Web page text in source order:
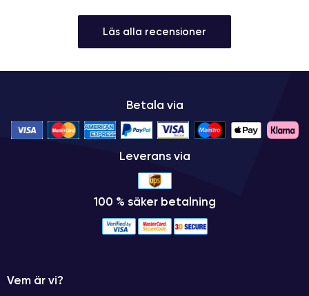
Läs alla recensioner
Betala via
Leverans via
100 % säker betalning
Vem är vi?